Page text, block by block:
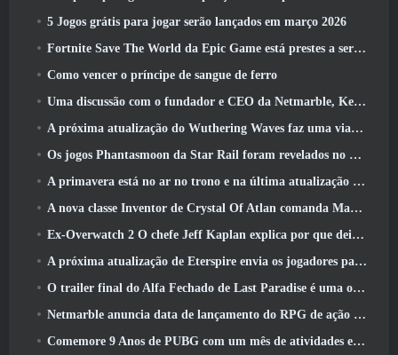
5 Jogos grátis para jogar serão lançados em março 2026
Fortnite Save The World da Epic Game está prestes a ser gratuito para jogar
Como vencer o príncipe de sangue de ferro
Uma discussão com o fundador e CEO da Netmarble, Ken Kim, sobre a MONGIL: Mergulho nas Estrelas
A próxima atualização do Wuthering Waves faz uma viagem ao “lado negro”
Os jogos Phantasmoon da Star Rail foram revelados no 4.1 Programa Especial
A primavera está no ar no trono e na última atualização do Liberty
A nova classe Inventor de Crystal Of Atlan comanda Magitech Mechs em batalha
Ex-Overwatch 2 O chefe Jeff Kaplan explica por que deixou a Blizzard
A próxima atualização de Eterspire envia os jogadores para as minas anãs
O trailer final do Alfa Fechado de Last Paradise é uma obra de arte pequena, mas aterrorizante
Netmarble anuncia data de lançamento do RPG de ação para domar monstros Mongil: Mergulho nas Estrelas
Comemore 9 Anos de PUBG com um mês de atividades especiais